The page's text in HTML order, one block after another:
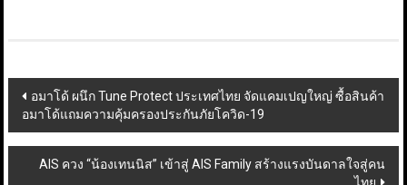
Post
navigation
อมาโด้ ผนึก Tune Protect ประเทศไทย จัดแคมเปญใหญ่ ซื้อสินค้า
อมาโด้แถมความคุ้มครองประกันภัยโควิด-19
AIS ควง “น้องเทนนิส” เข้าสู่ AIS Family สร้างแรงบันดาลใจสู่คน